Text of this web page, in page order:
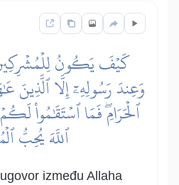
كَيۡفَ يَكُونُ
وَعِندَ رَسُولِهِۦٓ إِلَّا
ٱلۡحَرَامِۖ فَمَا ٱسۡتَقَٰمُواْ
ٱللَّهَ يُحِبُّ
između Allaha